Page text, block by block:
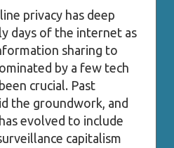
privacy has deep
days of the internet as
sharing to
by a few tech
crucial. Past
the groundwork, and
evolved to include
capitalism